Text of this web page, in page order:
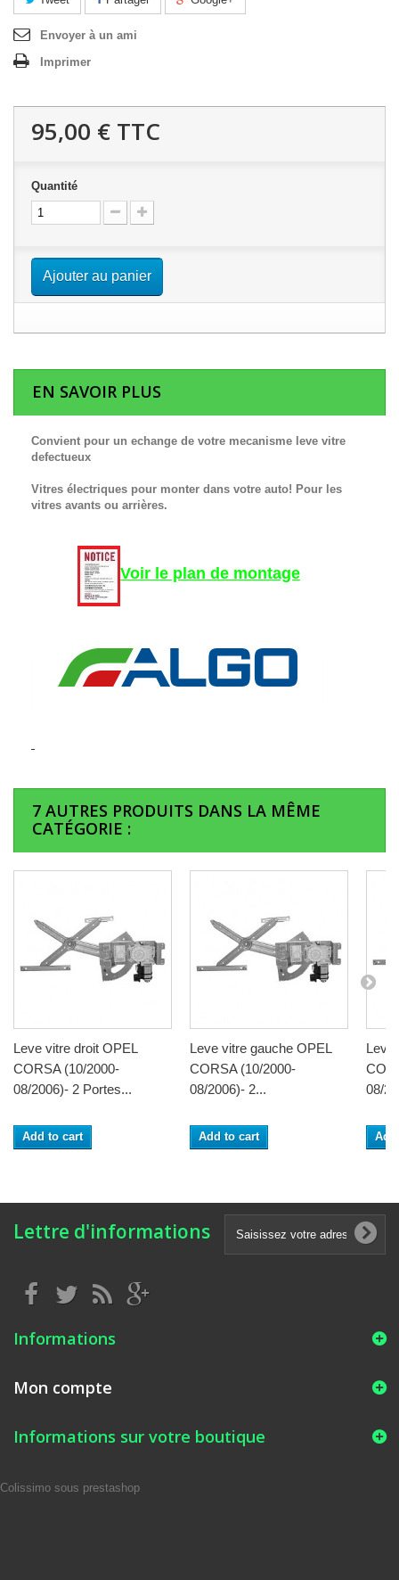
Envoyer à un ami
Imprimer
95,00 € TTC
Quantité
Ajouter au panier
EN SAVOIR PLUS
Convient pour un echange de votre mecanisme leve vitre
defectueux
Vitres électriques pour monter dans votre auto! Pour les
vitres avants ou arrières.
Voir le plan de montage
7 AUTRES PRODUITS DANS LA MÊME
CATÉGORIE :
Leve vitre droit OPEL
CORSA (10/2000-
08/2006)- 2 Portes...
Add to cart
Leve vitre gauche OPEL
CORSA (10/2000-
08/2006)- 2...
Add to cart
Leve
08/
Lettre d'informations
Informations
Mon compte
Informations sur votre boutique
Colissimo sous prestashop